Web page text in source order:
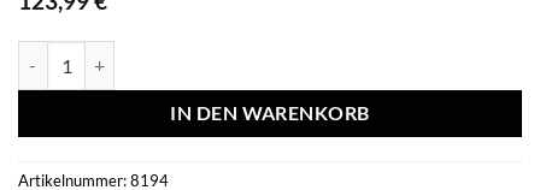
IN DEN WARENKORB
Artikelnummer:8194